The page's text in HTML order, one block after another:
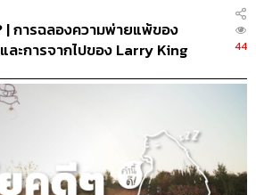
| การฉลองความพ่ายแพ้ของ
ะการจากไปของ Larry King
44